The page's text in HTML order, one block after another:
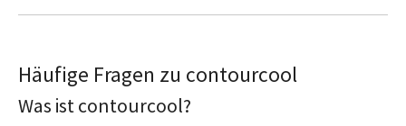
Häufige Fragen zu contourcool
Was ist contourcool?